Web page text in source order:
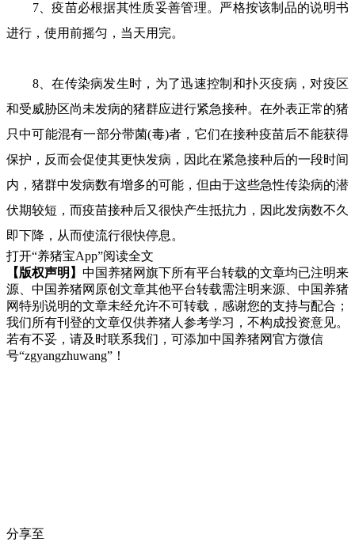
7、疫苗必根据其性质妥善管理。严格按该制品的说明书
进行，使用前摇匀，当天用完。
8、在传染病发生时，为了迅速控制和扑灭疫病，对疫区
和受威胁区尚未发病的猪群应进行紧急接种。在外表正常的猪
只中可能混有一部分带菌(毒)者，它们在接种疫苗后不能获得
保护，反而会促使其更快发病，因此在紧急接种后的一段时间
内，猪群中发病数有增多的可能，但由于这些急性传染病的潜
伏期较短，而疫苗接种后又很快产生抵抗力，因此发病数不久
即下降，从而使流行很快停息。
打开“养猪宝App”阅读全文
【版权声明】 中国养猪网旗下所有平台转载的文章均已注明来
源、中国养猪网原创文章其他平台转载需注明来源、中国养猪
网特别说明的文章未经允许不可转载，感谢您的支持与配合；
我们所有刊登的文章仅供养猪人参考学习，不构成投资意见。
若有不妥，请及时联系我们，可添加中国养猪网官方微信
号“zgyangzhuwang”！
分享至